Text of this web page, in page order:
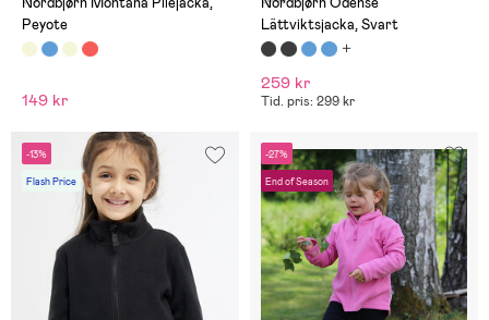
Peyote
149 kr
Lättviktsjacka, Svart
259 kr
Tid. pris: 299 kr
-13%
Flash Price
-27%
End of Season